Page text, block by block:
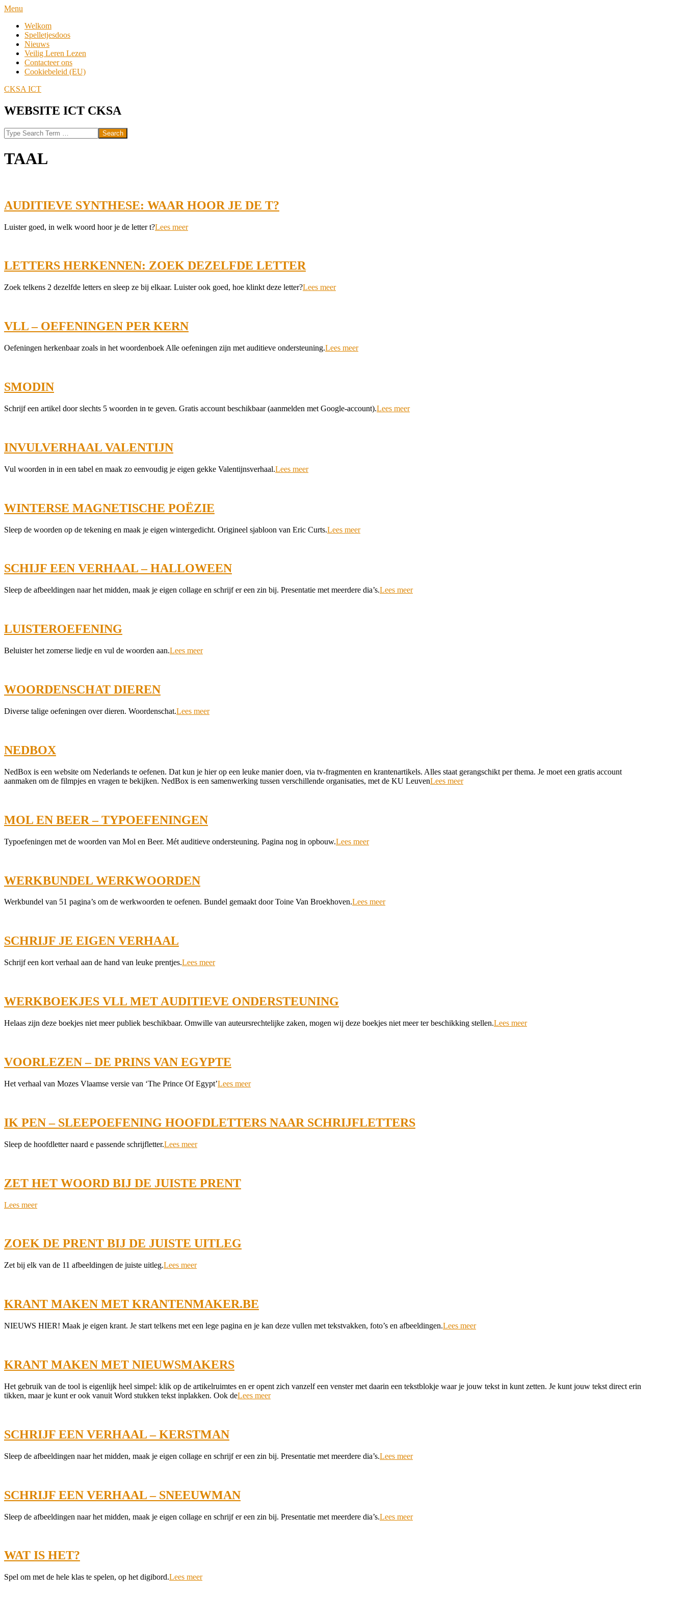
Skip
content
Navigation
Menu
Welkom
Spelletjesdoos
Nieuws
Veilig Leren Lezen
Contacteer ons
Cookiebeleid (EU)
CKSA ICT
WEBSITE ICT CKSA
Search
TAAL
AUDITIEVE SYNTHESE: WAAR HOOR JE DE T?
2024-
Luister goed, in welk woord hoor je de letter t?Lees meer
LETTERS HERKENNEN: ZOEK DEZELFDE LETTER
2024-
Zoek telkens 2 dezelfde letters en sleep ze bij elkaar. Luister ook goed, hoe klinkt deze letter?Lees meer
VLL – OEFENINGEN PER KERN
2024-
Oefeningen herkenbaar zoals in het woordenboek Alle oefeningen zijn met auditieve ondersteuning.Lees meer
SMODIN
2024-
Schrijf een artikel door slechts 5 woorden in te geven. Gratis account beschikbaar (aanmelden met Google-account).Lees meer
INVULVERHAAL VALENTIJN
2024-
Vul woorden in in een tabel en maak zo eenvoudig je eigen gekke Valentijnsverhaal.Lees meer
WINTERSE MAGNETISCHE POËZIE
2022-
Sleep de woorden op de tekening en maak je eigen wintergedicht. Origineel sjabloon van Eric Curts.Lees meer
SCHIJF EEN VERHAAL – HALLOWEEN
2022-
Sleep de afbeeldingen naar het midden, maak je eigen collage en schrijf er een zin bij. Presentatie met meerdere dia’s.Lees meer
LUISTEROEFENING
2022-
Beluister het zomerse liedje en vul de woorden aan.Lees meer
WOORDENSCHAT DIEREN
2022-
Diverse talige oefeningen over dieren. Woordenschat.Lees meer
NEDBOX
2022-
06-
NedBox is een website om Nederlands te oefenen. Dat kun je hier op een leuke manier doen, via tv-fragmenten en krantenartikels. Alles staat gerangschikt per thema. Je moet een gratis account
aanmaken om de filmpjes en vragen te bekijken. NedBox is een samenwerking tussen verschillende organisaties, met de KU LeuvenLees meer
MOL EN BEER – TYPOEFENINGEN
2022-
Typoefeningen met de woorden van Mol en Beer. Mét auditieve ondersteuning. Pagina nog in opbouw.Lees meer
WERKBUNDEL WERKWOORDEN
2022-
Werkbundel van 51 pagina’s om de werkwoorden te oefenen. Bundel gemaakt door Toine Van Broekhoven.Lees meer
SCHRIJF JE EIGEN VERHAAL
2022-
Schrijf een kort verhaal aan de hand van leuke prentjes.Lees meer
WERKBOEKJES VLL MET AUDITIEVE ONDERSTEUNING
2022-
Helaas zijn deze boekjes niet meer publiek beschikbaar. Omwille van auteursrechtelijke zaken, mogen wij deze boekjes niet meer ter beschikking stellen.Lees meer
VOORLEZEN – DE PRINS VAN EGYPTE
2022-
Het verhaal van Mozes Vlaamse versie van ‘The Prince Of Egypt’Lees meer
IK PEN – SLEEPOEFENING HOOFDLETTERS NAAR SCHRIJFLETTERS
2022-
Sleep de hoofdletter naard e passende schrijfletter.Lees meer
ZET HET WOORD BIJ DE JUISTE PRENT
2022-
Lees meer
ZOEK DE PRENT BIJ DE JUISTE UITLEG
2022-
Zet bij elk van de 11 afbeeldingen de juiste uitleg.Lees meer
KRANT MAKEN MET KRANTENMAKER.BE
2022-
NIEUWS HIER! Maak je eigen krant. Je start telkens met een lege pagina en je kan deze vullen met tekstvakken, foto’s en afbeeldingen.Lees meer
KRANT MAKEN MET NIEUWSMAKERS
2022-
01-
Het gebruik van de tool is eigenlijk heel simpel: klik op de artikelruimtes en er opent zich vanzelf een venster met daarin een tekstblokje waar je jouw tekst in kunt zetten. Je kunt jouw tekst direct erin
tikken, maar je kunt er ook vanuit Word stukken tekst inplakken. Ook deLees meer
SCHRIJF EEN VERHAAL – KERSTMAN
2021-
Sleep de afbeeldingen naar het midden, maak je eigen collage en schrijf er een zin bij. Presentatie met meerdere dia’s.Lees meer
SCHRIJF EEN VERHAAL – SNEEUWMAN
2021-
Sleep de afbeeldingen naar het midden, maak je eigen collage en schrijf er een zin bij. Presentatie met meerdere dia’s.Lees meer
WAT IS HET?
2021-
Spel om met de hele klas te spelen, op het digibord.Lees meer